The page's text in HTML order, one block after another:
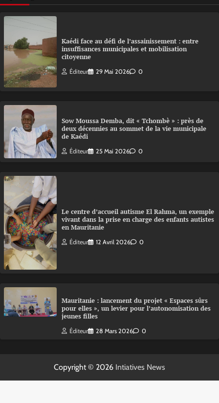
Kaédi face au défi de l’assainissement : entre
insuffisances municipales et mobilisation
citoyenne
Éditeur 29 Mai 2026 0
Sow Moussa Demba, dit « Tchombè » : près de
deux décennies au sommet de la vie municipale
de Kaédi
Éditeur 25 Mai 2026 0
Le centre d’accueil autisme El Rahma, un exemple
vivant dans la prise en charge des enfants autistes
en Mauritanie
Éditeur 12 Avril 2026 0
Mauritanie : lancement du projet « Espaces sûrs
pour elles », un levier pour l’autonomisation des
jeunes filles
Éditeur 28 Mars 2026 0
Copyright © 2026 Intiatives News